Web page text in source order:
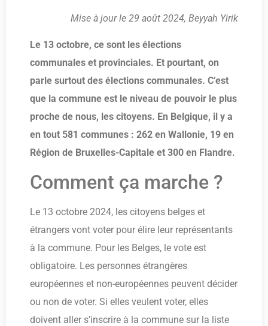
Mise à jour le 29 août 2024, Beyyah Yirik
Le 13 octobre, ce sont les élections
communales et provinciales. Et pourtant, on
parle surtout des élections communales. C’est
que la commune est le niveau de pouvoir le plus
proche de nous, les citoyens. En Belgique, il y a
en tout 581 communes : 262 en Wallonie, 19 en
Région de Bruxelles-Capitale et 300 en Flandre.
Comment ça marche ?
Le 13 octobre 2024, les citoyens belges et
étrangers vont voter pour élire leur représentants
à la commune. Pour les Belges, le vote est
obligatoire. Les personnes étrangères
européennes et non-européennes peuvent décider
ou non de voter. Si elles veulent voter, elles
doivent aller s’inscrire à la commune sur la liste